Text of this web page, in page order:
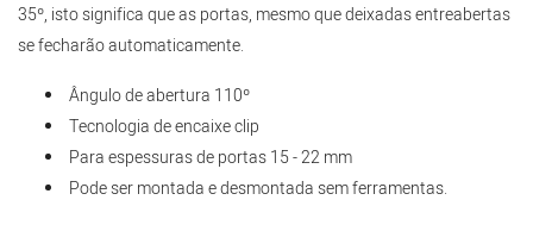
35º, isto significa que as portas, mesmo que deixadas entreabertas
se fecharão automaticamente.
Ângulo de abertura 110º
Tecnologia de encaixe clip
Para espessuras de portas 15 - 22 mm
Pode ser montada e desmontada sem ferramentas.